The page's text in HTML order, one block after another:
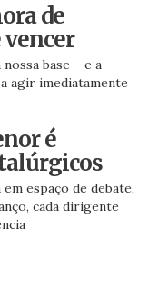
de
base – e a
agir imediatamente
é
espaço de debate,
cada dirigente